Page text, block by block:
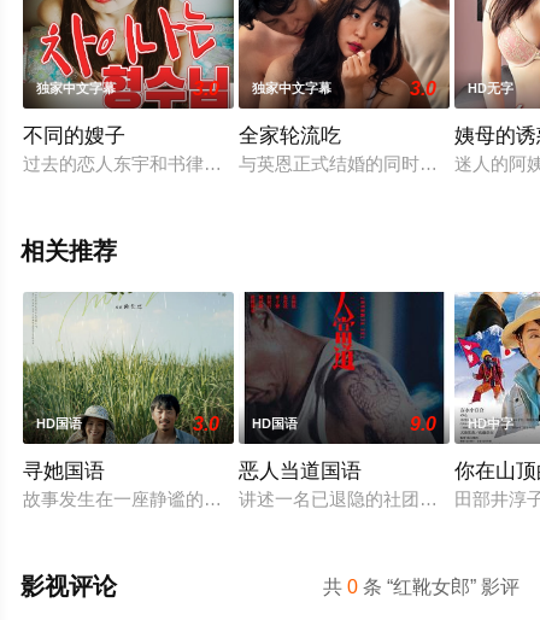
独家中文字幕 3.0
不同的嫂子
过去的恋人东宇和书律做爱了。做爱结束后，东宇向书律告白
独家中文字幕 3.0
全家轮流吃
与英恩正式结婚的同时成为恋人的岳
HD无字
姨母的
迷人的阿
相关推荐
HD国语 3.0
寻她国语
故事发生在一座静谧的南方蔗村，齐齐整整的陈凤娣（舒淇 饰
HD国语 9.0
恶人当道国语
讲述一名已退隐的社团老大，因一群
HD中字
你在山
田部井淳
共0 条 “红靴女郎” 影评
影视评论